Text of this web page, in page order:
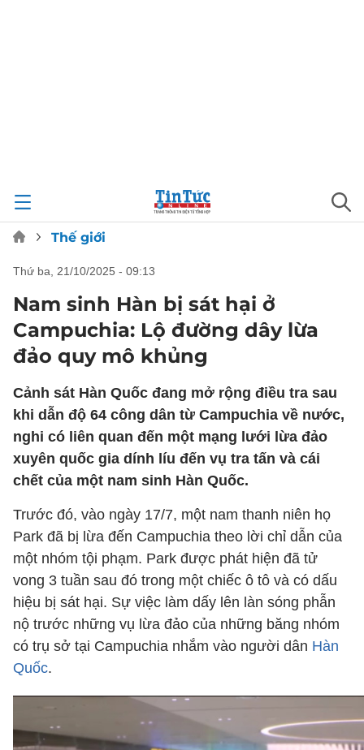
Thế giới
thứ ba, 21/10/2025 - 09:13
Nam sinh Hàn bị sát hại ở
Campuchia: Lộ đường dây lừa
đảo quy mô khủng
Cảnh sát Hàn Quốc đang mở rộng điều tra sau
khi dẫn độ 64 công dân từ Campuchia về nước,
nghi có liên quan đến một mạng lưới lừa đảo
xuyên quốc gia dính líu đến vụ tra tấn và cái
chết của một nam sinh Hàn Quốc.
Trước đó, vào ngày 17/7, một nam thanh niên họ
Park đã bị lừa đến Campuchia theo lời chỉ dẫn của
một nhóm tội phạm. Park được phát hiện đã tử
vong 3 tuần sau đó trong một chiếc ô tô và có dấu
hiệu bị sát hại. Sự việc làm dấy lên làn sóng phẫn
nộ trước những vụ lừa đảo của những băng nhóm
có trụ sở tại Campuchia nhắm vào người dân Hàn
Quốc.